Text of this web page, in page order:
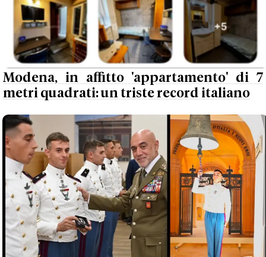
Modena, in affitto 'appartamento' di 7
metri quadrati: un triste record italiano